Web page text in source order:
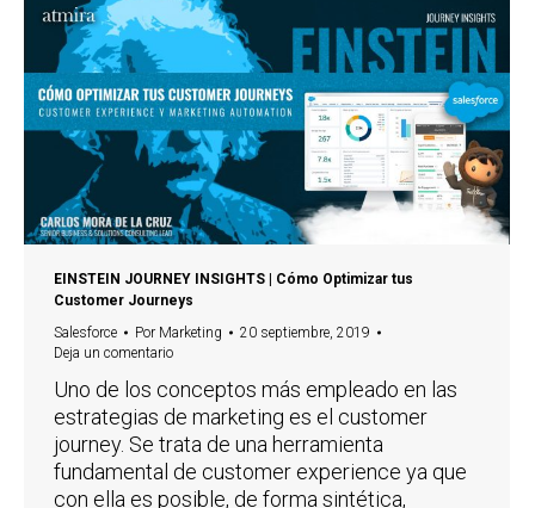
EINSTEIN JOURNEY INSIGHTS | Cómo Optimizar tus
Customer Journeys
Salesforce
Por Marketing
20 septiembre, 2019
Deja un comentario
Uno de los conceptos más empleado en las
estrategias de marketing es el customer
journey. Se trata de una herramienta
fundamental de customer experience ya que
con ella es posible, de forma sintética,